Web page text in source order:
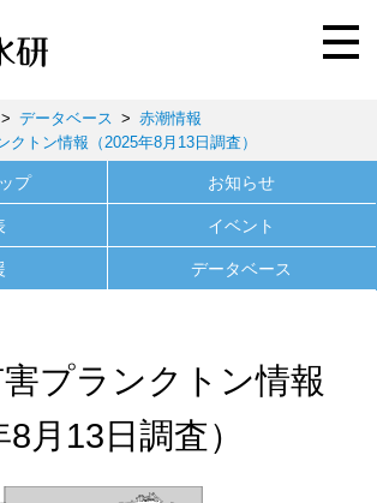
データベース
赤潮情報
クトン情報（2025年8月13日調査）
プ お知らせ
イベント
データベース
プランクトン情報
8月13日調査）